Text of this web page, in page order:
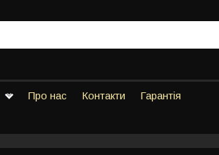
Про нас Контакти Гарантія